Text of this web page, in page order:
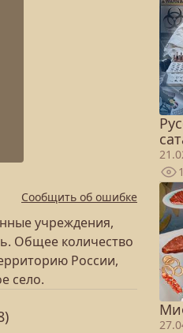
Сообщить об ошибке
учреждения,
Общее количество
России,
село.